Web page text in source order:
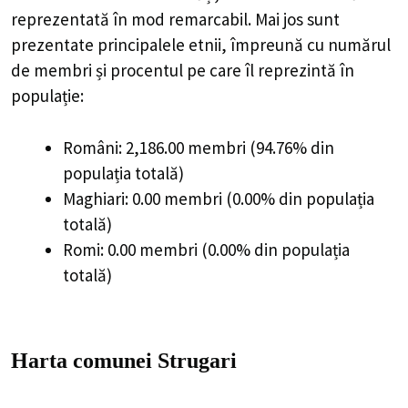
reprezentată în mod remarcabil. Mai jos sunt
prezentate principalele etnii, împreună cu numărul
de membri și procentul pe care îl reprezintă în
populație:
Români: 2,186.00 membri (94.76% din
populația totală)
Maghiari: 0.00 membri (0.00% din populația
totală)
Romi: 0.00 membri (0.00% din populația
totală)
Harta comunei Strugari